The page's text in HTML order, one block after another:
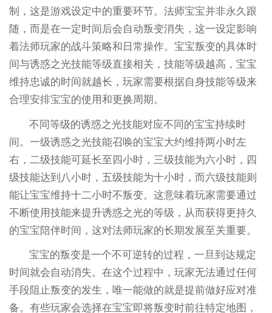
制，这是游戏设定中的重要环节。法师宝宝并非永久跟
随，而是在一定时间后会自动叛变消失，这一设定影响
着法师玩家的战斗策略和日常操作。宝宝叛变的具体时
间与诱惑之光技能等级直接相关，技能等级越高，宝宝
维持忠诚的时间就越长，玩家需要根据自身技能等级来
合理安排宝宝的使用和更换周期。
不同等级的诱惑之光技能对应不同的宝宝持续时
间。一级诱惑之光技能召唤的宝宝大约维持两小时左
右，二级技能可延长至四小时，三级技能为六小时，四
级技能达到八小时，五级技能为十小时，而六级技能则
能让宝宝维持十二小时不叛变。这意味着玩家需要通过
不断使用技能来提升诱惑之光的等级，从而获得更持久
的宝宝陪伴时间，这对法师玩家的长期发展至关重要。
宝宝的叛变是一个不可逆转的过程，一旦到达规定
时间就会自动消失。在这个过程中，玩家无法通过任何
手段阻止叛变的发生，唯一能做的就是提前做好应对准
备。有些玩家会选择在宝宝即将叛变时前往特定地图，